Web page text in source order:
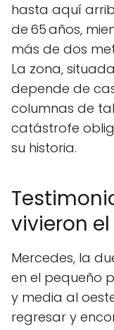
hasta aquí
de 65 años,
más de dos
La zona,
depende de
columnas de
catástrofe
su historia.
vivieron
Mercedes, la
en el pequeño
y media al
regresar y